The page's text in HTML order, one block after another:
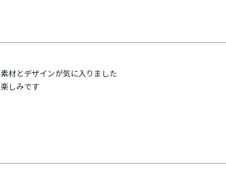
素材とデザインが気に入りました
楽しみです